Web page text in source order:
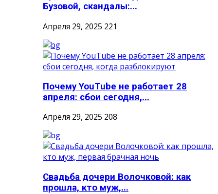
Бузовой, скандалы:...
Апреля 29, 2025 221
Почему YouTube не работает 28
апреля: сбои сегодня,...
Апреля 29, 2025 208
Свадьба дочери Волочковой: как
прошла, кто муж,...